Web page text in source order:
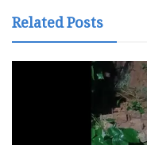
Related Posts